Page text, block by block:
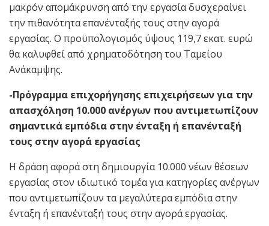
μακρόν απομάκρυνση από την εργασία δυσχεραίνει
την πιθανότητα επανένταξής τους στην αγορά
εργασίας. Ο προϋπολογισμός ύψους 119,7 εκατ. ευρώ
θα καλυφθεί από χρηματοδότηση του Ταμείου
Ανάκαμψης.
-Πρόγραμμα επιχορήγησης επιχειρήσεων για την
απασχόληση 10.000 ανέργων που αντιμετωπίζουν
σημαντικά εμπόδια στην ένταξη ή επανένταξή
τους στην αγορά εργασίας
Η δράση αφορά στη δημιουργία 10.000 νέων θέσεων
εργασίας στον ιδιωτικό τομέα για κατηγορίες ανέργων
που αντιμετωπίζουν τα μεγαλύτερα εμπόδια στην
ένταξη ή επανένταξή τους στην αγορά εργασίας.